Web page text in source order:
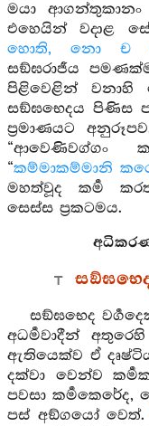
මයා ආගන්තුකානං
එහෙයින් වදාළ
හොති, නො ච
සඞ්ඝරාජීය
පිළිවෙළින් වනාහි
සඞ්ඝභෙදය පිණිස
ප්‍රමාණයට
“ආවෙණිවග්ගං
“කම්මාකම්මානි
මහත්වූද කර්‍ම
සෙස්ස ප්‍රකටමය.
සඞ්ඝභෙද
අධර්‍මවාදීන්
ඇතියෙක්ව ඒ
දක්වා වෙන්ව
පවසා කර්‍මකෙරේද,
පස් අඞ්ගයෝ වෙත්.